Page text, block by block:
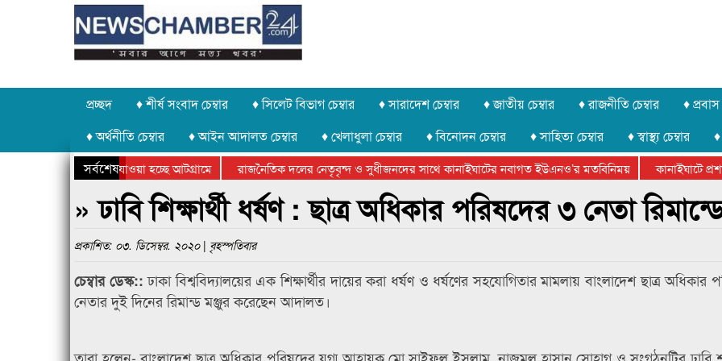
প্রচ্ছদ ♦ শীর্ষ সংবাদ চেম্বার ♦ সিলেট বিভাগ চেম্বার ♦ সারাদেশ চেম্বার ♦ জাতীয় চেম্বার ♦ রাজনীতি চেম্বার ♦ প্রবাস
♦ অর্থনীতি চেম্বার
♦ আইন আদালত চেম্বার ♦ খেলাধুলা চেম্বার ♦ বিনোদন চেম্বার ♦ সাহিত্য চেম্বার ♦ স্বাস্থ্য চেম্বার
সর্বশেষ
চুরি করে নিয়ে যাওয়া হচ্ছে আটগ্রামে রাজনৈতিক দলের নেতৃবৃন্দ ও সুধীজনদের সাথে কানাইঘাটের নবাগত ইউএনও’র মতবিনিময় কানাইঘাটে
ক্রীড়া প্রতিযোগিতার পুরস্কার বিতরণ সম্পন্ন
সিলেটে বাংলাদেশ গ্রুপ থিয়েটার ফেডারেশানের বিভাগীয় অভিনয় কর্মশালা সম্পন্ন
» ঢাবি শিক্ষার্থী ধর্ষণ : ছাত্র অধিকার পরিষদের ৩ নেতা
প্রকাশিত: ০৩. ডিসেম্বর. ২০২০ | বৃহস্পতিবার
চেম্বার ডেস্ক::ঢাকা বিশ্ববিদ্যালয়ের এক শিক্ষার্থীর দায়ের করা ধর্ষণ ও ধর্ষণের সহযোগিতার মামলায় বাংলাদেশ ছাত্র অধিকার
নেতার দুই দিনের রিমান্ড মঞ্জুর করেছেন আদালত।